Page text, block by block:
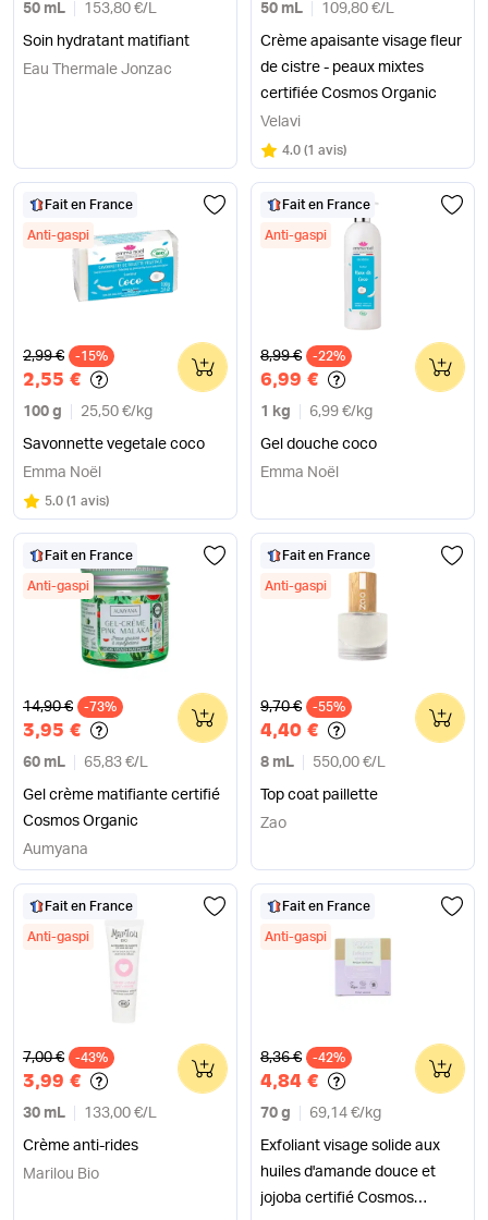
50 mL 153,80 €/ L
Soin hydratant matifiant
Eau Thermale Jonzac
50 mL 109,80 €/ L
Crème apaisante visage fleur
de cistre - peaux mixtes
certifiée Cosmos Organic
Velavi
Note
4.0 sur 5
(1 avis)
Fait en France
Anti-gaspi
Ancien prix
2,99 € -15%
2,55 €
100 g 25,50 €/ kg
Savonnette vegetale coco
0
Emma Noël
Note
5.0 sur 5
(1 avis)
Fait en France
Anti-gaspi
Ancien prix
8,99 € -22%
6,99 €
1 kg 6,99 €/ kg
Gel douche coco
0
Emma Noël
Fait en France
Anti-gaspi
Ancien prix
14,90 € -73%
3,95 €
60 mL 65,83 €/ L
Gel crème matifiante certifié
Cosmos Organic
0
Aumyana
Fait en France
Anti-gaspi
Ancien prix
9,70 € -55%
4,40 €
8 mL 550,00 €/ L
Top coat paillette
0
Zao
Fait en France
Anti-gaspi
Ancien prix
7,00 € -43%
3,99 €
30 mL 133,00 €/ L
Crème anti-rides
0
Marilou Bio
Fait en France
Anti-gaspi
Ancien prix
8,36 € -42%
4,84 €
70 g 69,14 €/ kg
Exfoliant visage solide aux
huiles d'amande douce et
jojoba certifié Cosmos
0